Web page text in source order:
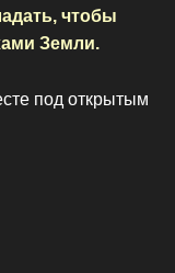
чтобы
Земли.
под открытым